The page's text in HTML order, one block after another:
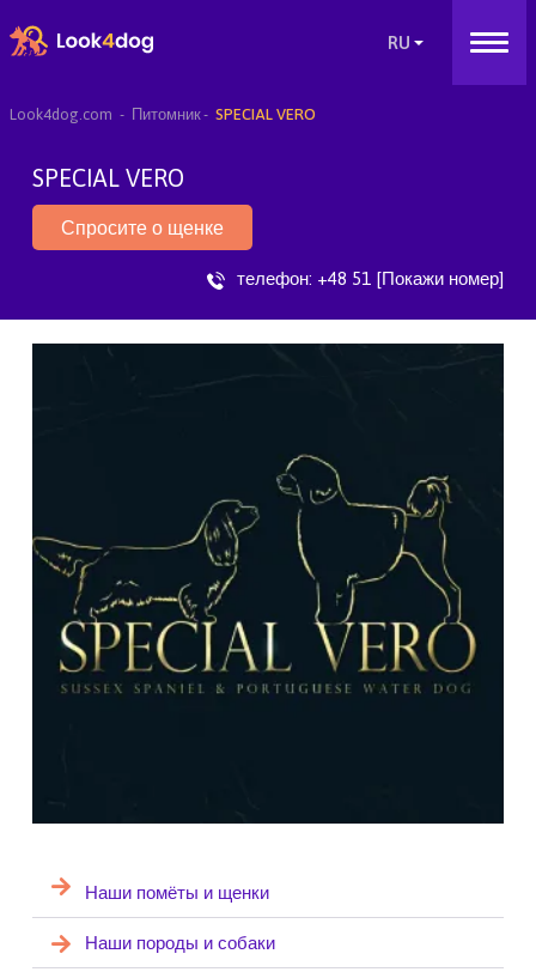
Look4dog.com Питомник SPECIAL VERO
SPECIAL VERO
Спросите о щенке
телефон: +48 51 [Покажи номер]
Наши помёты и щенки
Наши породы и собаки